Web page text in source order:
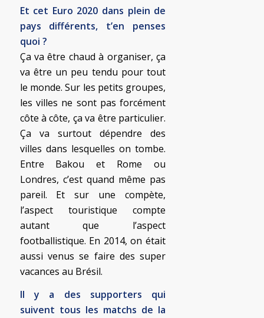
Et cet Euro 2020 dans plein de
pays différents, t’en penses
quoi ?
Ça va être chaud à organiser, ça
va être un peu tendu pour tout
le monde. Sur les petits groupes,
les villes ne sont pas forcément
côte à côte, ça va être particulier.
Ça va surtout dépendre des
villes dans lesquelles on tombe.
Entre Bakou et Rome ou
Londres, c’est quand même pas
pareil. Et sur une compète,
l’aspect touristique compte
autant que l’aspect
footballistique. En 2014, on était
aussi venus se faire des super
vacances au Brésil.
Il y a des supporters qui
suivent tous les matchs de la